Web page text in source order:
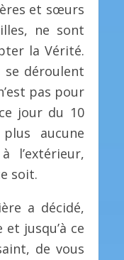
et sœurs
ne sont
la Vérité.
se déroulent
pas pour
jour du 10
aucune
l’extérieur,
soit.
a décidé,
jusqu’à ce
de vous